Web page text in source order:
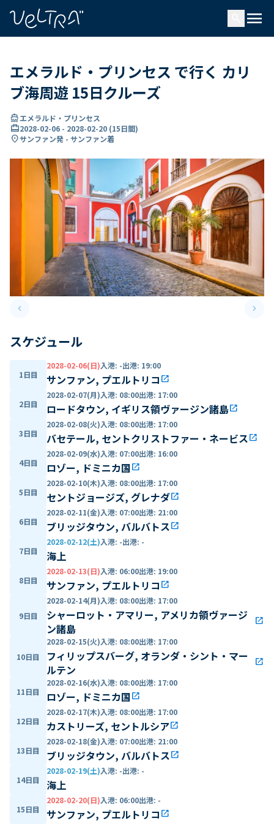
menu
エメラルド・プリンセス で行く カリ
ブ海周遊 15日クルーズ
directions_boatエメラルド・プリンセス
card_travel2028-02-06 - 2028-02-20 (15日間)
location_onサンファン発 - サンファン着
keyboard_arrow_leftPrevious slide keyboard_arrow_right
スケジュール
1日目
2028-02-06(日)入港: -出港: 19:00
サンファン, プエルトリコ open_in_new
2日目
2028-02-07(月)入港: 08:00出港: 17:00
ロードタウン, イギリス領ヴァージン諸島open_in_new
3日目
2028-02-08(火)入港: 08:00出港: 17:00
バセテール, セントクリストファー・ネービスopen_in_new
4日目
2028-02-09(水)入港: 07:00出港: 16:00
ロゾー, ドミニカ国open_in_new
5日目
2028-02-10(木)入港: 08:00出港: 17:00
セントジョージズ, グレナダopen_in_new
6日目
2028-02-11(金)入港: 07:00出港: 21:00
ブリッジタウン, バルバトスopen_in_new
7日目
2028-02-12(土)入港: -出港: -
海上
8日目
2028-02-13(日)入港: 06:00出港: 19:00
サンファン, プエルトリコ open_in_new
9日目
2028-02-14(月)入港: 08:00出港: 17:00
シャーロット・アマリー, アメリカ領ヴァージ
ン諸島
open_in_new
10日目
2028-02-15(火)入港: 08:00出港: 17:00
フィリップスバーグ, オランダ・シント・マー
ルテン
open_in_new
11日目
2028-02-16(水)入港: 08:00出港: 17:00
ロゾー, ドミニカ国open_in_new
12日目
2028-02-17(木)入港: 08:00出港: 17:00
カストリーズ, セントルシアopen_in_new
13日目
2028-02-18(金)入港: 07:00出港: 21:00
ブリッジタウン, バルバトスopen_in_new
14日目
2028-02-19(土)入港: -出港: -
海上
15日目
2028-02-20(日)入港: 06:00出港: -
サンファン, プエルトリコ open_in_new